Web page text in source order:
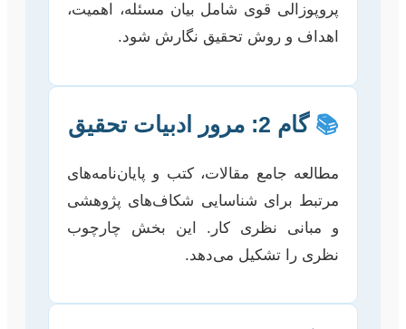
پروپوزالی قوی شامل بیان مسئله، اهمیت،
اهداف و روش تحقیق نگارش شود.
📚 گام 2: مرور ادبیات تحقیق
مطالعه جامع مقالات، کتب و پایان‌نامه‌های
مرتبط برای شناسایی شکاف‌های پژوهشی
و مبانی نظری کار. این بخش چارچوب
نظری را تشکیل می‌دهد.